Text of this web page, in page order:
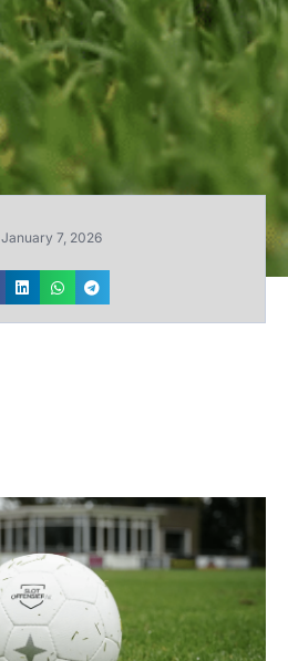
January 7, 2026